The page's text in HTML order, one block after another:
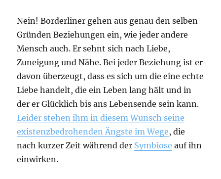
Nein! Borderliner gehen aus genau den selben
Gründen Beziehungen ein, wie jeder andere
Mensch auch. Er sehnt sich nach Liebe,
Zuneigung und Nähe. Bei jeder Beziehung ist er
davon überzeugt, dass es sich um die eine echte
Liebe handelt, die ein Leben lang hält und in
der er Glücklich bis ans Lebensende sein kann.
Leider stehen ihm in diesem Wunsch seine
existenzbedrohenden Ängste im Wege, die
nach kurzer Zeit während der Symbiose auf ihn
einwirken.